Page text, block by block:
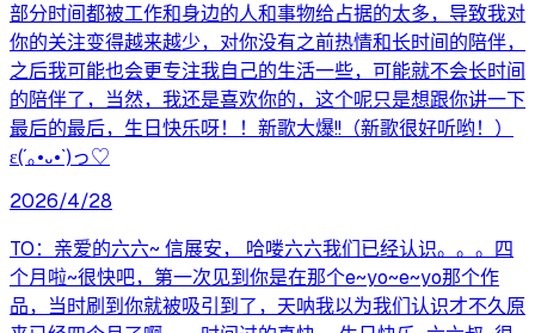
部分时间都被工作和身边的人和事物给占据的太多，导致我对
你的关注变得越来越少，对你没有之前热情和长时间的陪伴，
之后我可能也会更专注我自己的生活一些，可能就不会长时间
的陪伴了，当然，我还是喜欢你的，这个呢只是想跟你讲一下
最后的最后，生日快乐呀！！新歌大爆!!（新歌很好听哟！）
ε(´｡•᎑•`)っ♡
2026/4/28
TO：亲爱的六六~ 信展安， 哈喽六六我们已经认识。。。四
个月啦~很快吧，第一次见到你是在那个e~yo~e~yo那个作
品，当时刷到你就被吸引到了，天呐我以为我们认识才不久原